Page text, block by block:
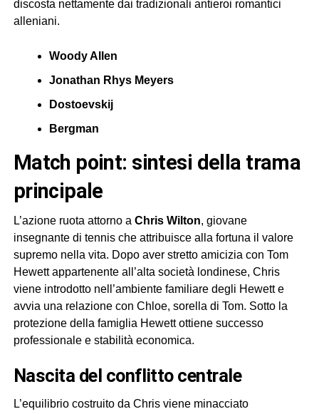
discosta nettamente dai tradizionali antieroi romantici
alleniani.
Woody Allen
Jonathan Rhys Meyers
Dostoevskij
Bergman
match point: sintesi della trama
principale
L’azione ruota attorno a Chris Wilton, giovane
insegnante di tennis che attribuisce alla fortuna il valore
supremo nella vita. Dopo aver stretto amicizia con Tom
Hewett appartenente all’alta società londinese, Chris
viene introdotto nell’ambiente familiare degli Hewett e
avvia una relazione con Chloe, sorella di Tom. Sotto la
protezione della famiglia Hewett ottiene successo
professionale e stabilità economica.
nascita del conflitto centrale
L’equilibrio costruito da Chris viene minacciato